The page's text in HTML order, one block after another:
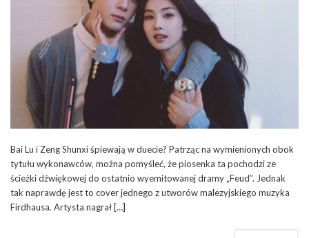
Bai Lu i Zeng Shunxi śpiewają w duecie? Patrząc na wymienionych obok
tytułu wykonawców, można pomyśleć, że piosenka ta pochodzi ze
ścieżki dźwiękowej do ostatnio wyemitowanej dramy „Feud”. Jednak
tak naprawdę jest to cover jednego z utworów malezyjskiego muzyka
Firdhausa. Artysta nagrał […]